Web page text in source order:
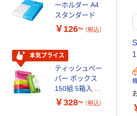
ーホルダー A4
スタンダード
￥126~ （税込）
本気プライス
ティッシュペー
パー ボックス
150組 5箱入 ア
スクル スマート
￥328~ （税込）